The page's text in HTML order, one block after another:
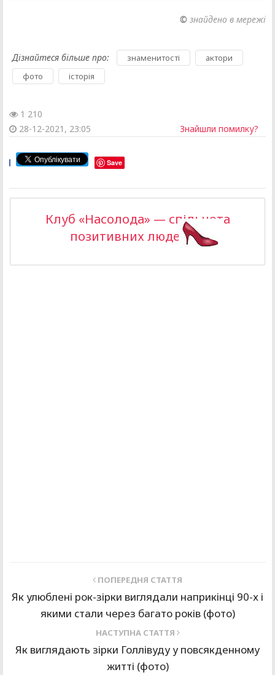
© знайдено в мережі
Дізнайтеся більше про: знаменитості актори
фото історія
1 210
28-12-2021, 23:05
Знайшли помилку?
Save
Клуб «Насолода» — спільнота
позитивних людей >>
ПОПЕРЕДНЯ СТАТТЯ
Як улюблені рок-зірки виглядали наприкінці 90-х і
якими стали через багато років (фото)
НАСТУПНА СТАТТЯ
Як виглядають зірки Голлівуду у повсякденному
житті (фото)